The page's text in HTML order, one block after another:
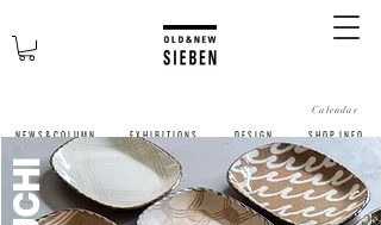
N E W S & C O L U M N
Calendar
​E X H I B I T I O N S D E S I G N S H O P I N F O